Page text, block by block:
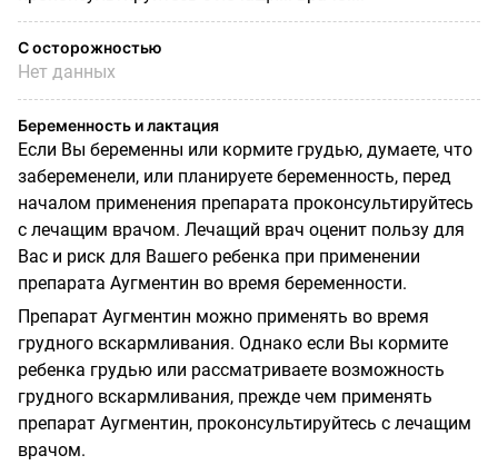
С осторожностью
Нет данных
Беременность и лактация
Если Вы беременны или кормите грудью, думаете, что
забеременели, или планируете беременность, перед
началом применения препарата проконсультируйтесь
с лечащим врачом. Лечащий врач оценит пользу для
Вас и риск для Вашего ребенка при применении
препарата Аугментин во время беременности.
Препарат Аугментин можно применять во время
грудного вскармливания. Однако если Вы кормите
ребенка грудью или рассматриваете возможность
грудного вскармливания, прежде чем применять
препарат Аугментин, проконсультируйтесь с лечащим
врачом.